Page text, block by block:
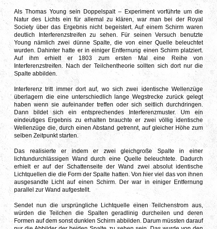
Als Thomas Young sein Doppelspalt – Experiment vorführte um die
Natur des Lichts ein für allemal zu klären, war man bei der Royal
Society über das Ergebnis nicht begeistert. Auf einem Schirm waren
deutlich Interferenzstreifen zu sehen. Für seinen Versuch benutzte
Young nämlich zwei dünne Spalte, die von einer Quelle beleuchtet
wurden. Dahinter hatte er in einiger Entfernung einen Schirm platziert.
Auf ihm erhielt er 1803 zum ersten Mal eine Reihe von
Interferenzstreifen. Nach der Teilchentheorie sollten sich dort nur die
Spalte abbilden.
Interferenz tritt immer dort auf, wo sich zwei identische Wellenzüge
überlagern die eine unterschiedlich lange Wegstrecke zurück gelegt
haben wenn sie aufeinander treffen oder sich seitlich durchdringen.
Dann bildet sich ein entsprechendes Interferenzmuster. Um ein
eindeutiges Ergebnis zu erhalten brauchte er zwei völlig identische
Wellenzüge die, durch einen Abstand getrennt, auf gleicher Höhe zum
selben Zeitpunkt starten.
Das realisierte er indem er zwei gleichgroße Spalte in einer
lichtundurchlässigen Wand durch eine Quelle beleuchtete. Dadurch
erhielt er auf der Schattenseite der Wand zwei absolut identische
Lichtquellen die die Form der Spalte hatten. Von hier viel das von ihnen
ausgesandte Licht auf einen Schirm. Der war in einiger Entfernung
parallel zur Wand aufgestellt.
Sendet nun die ursprüngliche Lichtquelle einen Teilchenstrom aus,
würden die Teilchen die Spalten geradlinig durcheilen und deren
Formen auf dem sonst dunklen Schirm abbilden. Darum müssten darauf